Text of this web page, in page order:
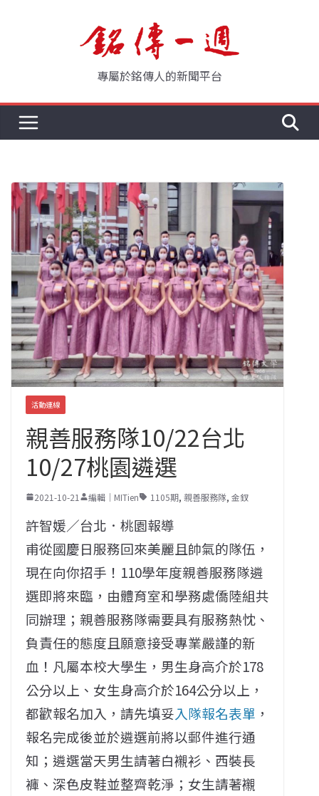
專屬於銘傳人的新聞平台
活動連線
親善服務隊10/22台北
10/27桃園遴選
2021-10-21 編輯｜MITien 1105期, 親善服務隊, 金釵
許智媛／台北．桃園報導
甫從國慶日服務回來美麗且帥氣的隊伍，
現在向你招手！110學年度親善服務隊遴
選即將來臨，由體育室和學務處僑陸組共
同辦理；親善服務隊需要具有服務熱忱、
負責任的態度且願意接受專業嚴謹的新
血！凡屬本校大學生，男生身高介於178
公分以上、女生身高介於164公分以上，
都歡報名加入，請先填妥入隊報名表單 ，
報名完成後並於遴選前將以郵件進行通
知；遴選當天男生請著白襯衫、西裝長
褲、深色皮鞋並整齊乾淨；女生請著襯